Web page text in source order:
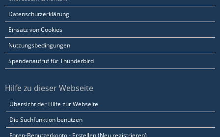
Datenschutzerklärung
Einsatz von Cookies
Nutzungsbedingungen
Spendenaufruf für Thunderbird
Hilfe zu dieser Webseite
Übersicht der Hilfe zur Webseite
Die Suchfunktion benutzen